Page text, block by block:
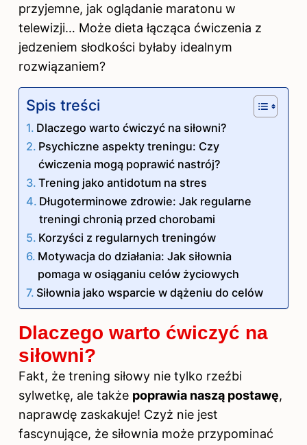
przyjemne, jak oglądanie maratonu w
telewizji… Może dieta łącząca ćwiczenia z
jedzeniem słodkości byłaby idealnym
rozwiązaniem?
Spis treści
Dlaczego warto ćwiczyć na siłowni?
Psychiczne aspekty treningu: Czy
ćwiczenia mogą poprawić nastrój?
Trening jako antidotum na stres
Długoterminowe zdrowie: Jak regularne
treningi chronią przed chorobami
Korzyści z regularnych treningów
Motywacja do działania: Jak siłownia
pomaga w osiąganiu celów życiowych
Siłownia jako wsparcie w dążeniu do celów
Dlaczego warto ćwiczyć na
siłowni?
Fakt, że trening siłowy nie tylko rzeźbi
sylwetkę, ale także poprawia naszą postawę,
naprawdę zaskakuje! Czyż nie jest
fascynujące, że siłownia może przypominać